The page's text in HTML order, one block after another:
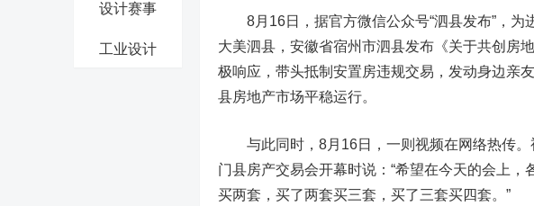
设计赛事
工业设计
8月16日，据官方微信公众号“泗县发布”，为
大美泗县，安徽省宿州市泗县发布《关于共创房
极响应，带头抵制安置房违规交易，发动身边亲
县房地产市场平稳运行。
与此同时，8月16日，一则视频在网络热传。
门县房产交易会开幕时说：“希望在今天的会上
买两套，买了两套买三套，买了三套买四套。”